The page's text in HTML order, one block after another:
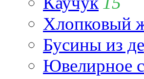
Хлопковый
Бусины из
Ювелирное